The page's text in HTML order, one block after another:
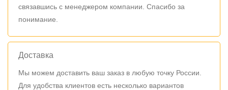
связавшись с менеджером компании. Спасибо за
понимание.
Доставка
Мы можем доставить ваш заказ в любую точку России.
Для удобства клиентов есть несколько вариантов